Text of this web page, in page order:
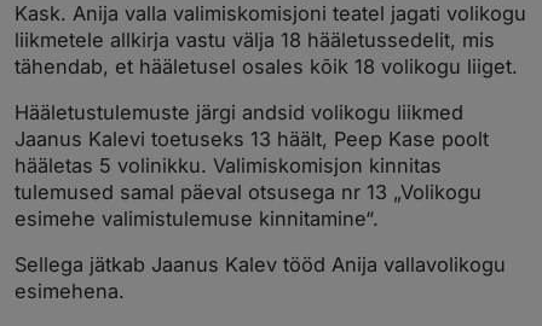
Kask. Anija valla valimiskomisjoni teatel jagati volikogu
liikmetele allkirja vastu välja 18 hääletussedelit, mis
tähendab, et hääletusel osales kõik 18 volikogu liiget.
Hääletustulemuste järgi andsid volikogu liikmed
Jaanus Kalevi toetuseks 13 häält, Peep Kase poolt
hääletas 5 volinikku. Valimiskomisjon kinnitas
tulemused samal päeval otsusega nr 13 „Volikogu
esimehe valimistulemuse kinnitamine“.
Sellega jätkab Jaanus Kalev tööd Anija vallavolikogu
esimehena.